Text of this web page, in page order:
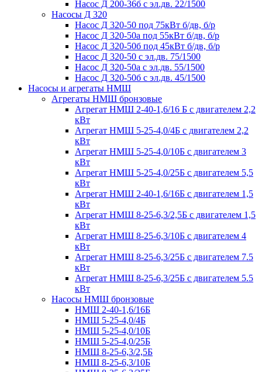
Насос Д 200-36б с эл.дв. 22/1500
Насосы Д 320
Насос Д 320-50 под 75кВт б/дв, б/р
Насос Д 320-50а под 55кВт б/дв, б/р
Насос Д 320-50б под 45кВт б/дв, б/р
Насос Д 320-50 с эл.дв. 75/1500
Насос Д 320-50а с эл.дв. 55/1500
Насос Д 320-50б с эл.дв. 45/1500
Насосы и агрегаты НМШ
Агрегаты НМШ бронзовые
Агрегат НМШ 2-40-1,6/16 Б с двигателем 2,2
кВт
Агрегат НМШ 5-25-4,0/4Б с двигателем 2,2
кВт
Агрегат НМШ 5-25-4,0/10Б с двигателем 3
кВт
Агрегат НМШ 5-25-4,0/25Б с двигателем 5,5
кВт
Агрегат НМШ 2-40-1,6/16Б с двигателем 1,5
кВт
Агрегат НМШ 8-25-6,3/2,5Б с двигателем 1,5
кВт
Агрегат НМШ 8-25-6,3/10Б с двигателем 4
кВт
Агрегат НМШ 8-25-6,3/25Б с двигателем 7.5
кВт
Агрегат НМШ 8-25-6,3/25Б с двигателем 5.5
кВт
Насосы НМШ бронзовые
НМШ 2-40-1,6/16Б
НМШ 5-25-4,0/4Б
НМШ 5-25-4,0/10Б
НМШ 5-25-4,0/25Б
НМШ 8-25-6,3/2,5Б
НМШ 8-25-6,3/10Б